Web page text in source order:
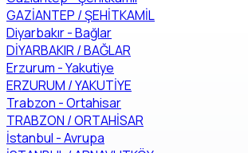
GAZİANTEP / ŞEHİTKAMİL
Diyarbakır - Bağlar
DİYARBAKIR / BAĞLAR
Erzurum - Yakutiye
ERZURUM / YAKUTİYE
Trabzon - Ortahisar
TRABZON / ORTAHİSAR
İstanbul - Avrupa